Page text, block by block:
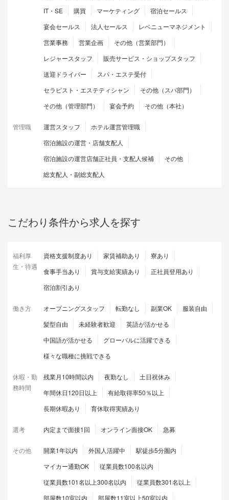
IT・SE
購買 マーケティング
宿泊セールス
宴会セールス
法人セールス
レベニューマネジメント
営業事務
営業企画
その他（営業部門）
レジャースタッフ
販売サービス・ショップスタッフ
送迎ドライバー
スパ・エステ受付
セラピスト・エステティシャン
その他（スパ部門）
その他（管理部門）
宴会予約 その他（本社）
管理職 運営スタッフ
ホテル運営管理職
宿泊施設の運営・店舗支配人
宿泊施設の運営店舗正社員・支配人候補
その他
総支配人・副総支配人
こだわり条件から求人を探す
福利厚
生・待遇
資格支援制度あり 家賃補助あり
寮あり
食事手当あり
賞与支給実績あり
正社員登用あり
宿泊割引あり
働き方 オープニングスタッフ 転勤なし 副業OK
服装自由
髪型自由
未経験者歓迎
英語が活かせる
中国語が活かせる
グローバルに活躍できる
様々な職種に挑戦できる
休暇・勤
務時間
残業月10時間以内 夜勤なし
土日祝休み
年間休日120日以上
有給取得率50％以上
長期休暇あり
育休取得実績あり
選考 内定まで面接1回 オンライン面接OK 急募
その他 開業1年以内 外国人活躍中
駅徒歩5分圏内
マイカー通勤OK
従業員数100名以内
従業員数101名以上300名以内
従業員数301名以上
部屋数10室以内
部屋数11室以上50室以内